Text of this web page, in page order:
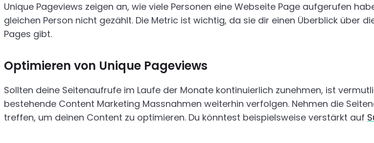
Unique Pageviews zeigen an, wie viele Personen eine Webseite Page aufgerufen
gleichen Person nicht gezählt. Die Metric ist wichtig, da sie dir einen Überblick über
Pages gibt.
Optimieren von Unique Pageviews
Sollten deine Seitenaufrufe im Laufe der Monate kontinuierlich zunehmen, ist
bestehende Content Marketing Massnahmen weiterhin verfolgen. Nehmen die
treffen, um deinen Content zu optimieren. Du könntest beispielsweise verstärkt auf